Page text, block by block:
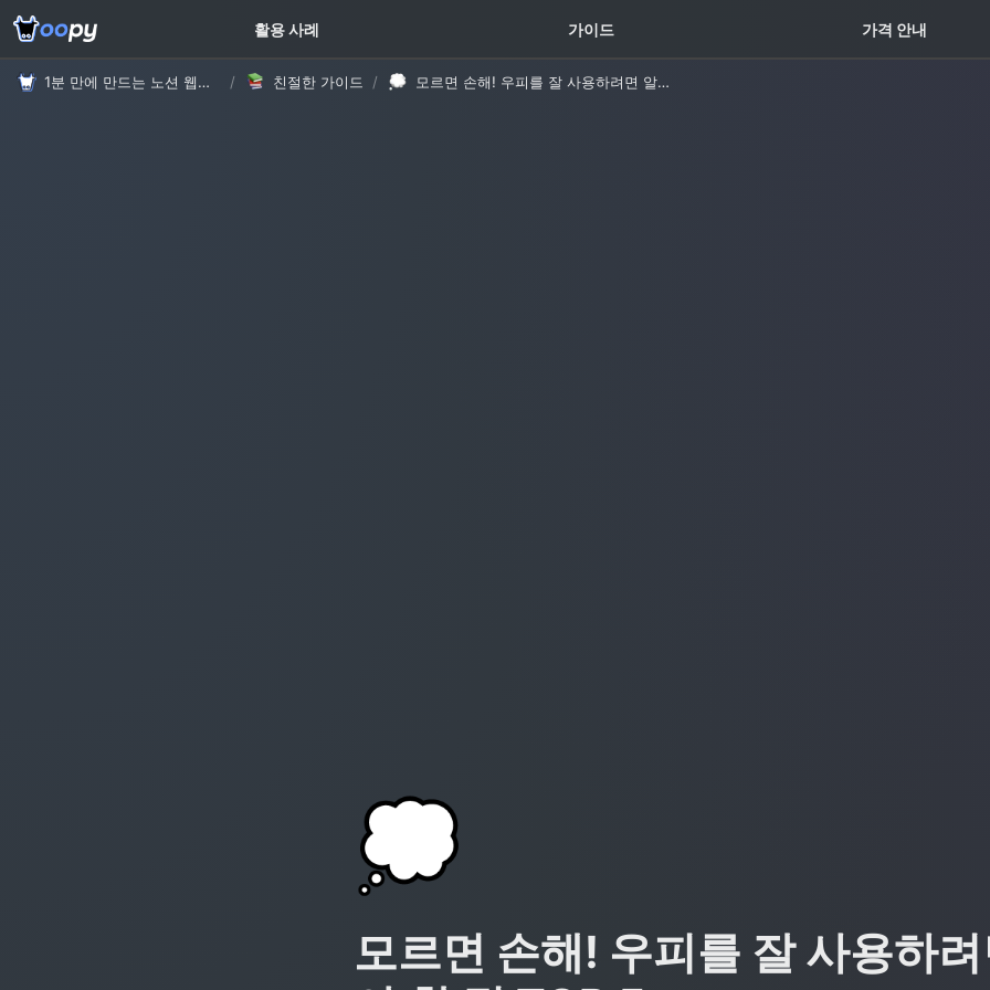
활용 사례 가이드 가격 안내
1분 만에 만드는 노션 웹사이트, 우피! / 친절한 가이드 / 모르면 손해! 우피를 잘 사용하려면 알아야 할 팁 TOP 5
고객 가이드 꿀팁 TOP5
💭
모르면 손해! 우피를 잘 사용하